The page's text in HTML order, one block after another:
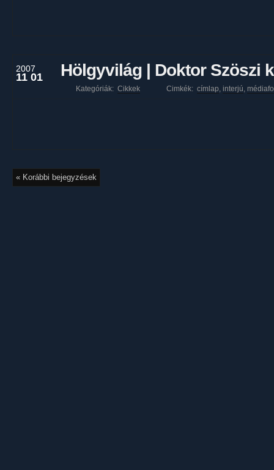
2007
11 01 Hölgyvilág | Doktor Szöszi
Kategóriák: Cikkek Cimkék: címlap, interjú,
« Korábbi bejegyzések